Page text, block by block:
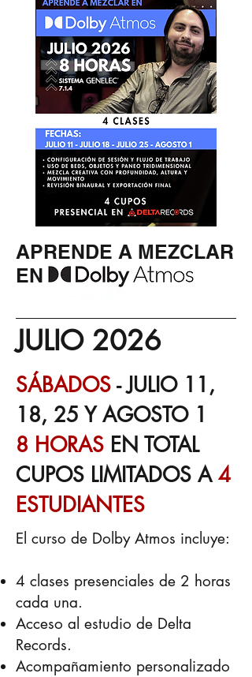
APRENDE A MEZCLAR
EN
JULIO 2026
SÁBADOS - JULIO 11,
18, 25 Y AGOSTO 1
8 HORAS EN TOTAL
CUPOS LIMITADOS A4
ESTUDIANTES
El curso de Dolby Atmos incluye:
4 clases presenciales de 2 horas
cada una.
Acceso al estudio de Delta
Records.
Acompañamiento personalizado